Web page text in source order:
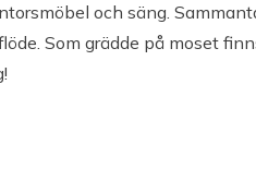
el
och säng.
Som grädde på moset